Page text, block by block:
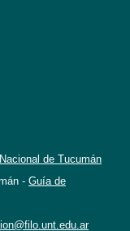
de Tucumán
- Guía de